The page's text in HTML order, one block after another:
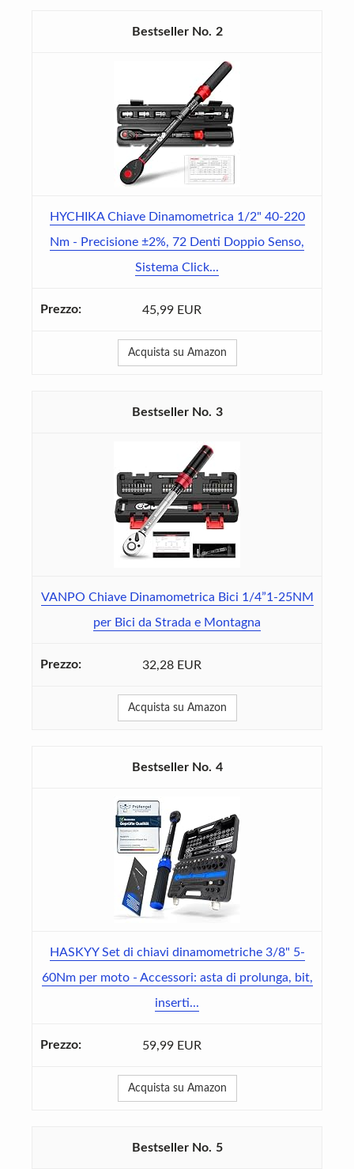
2
HYCHIKA Chiave Dinamometrica 1/2" 40-220
Nm - Precisione ±2%, 72 Denti Doppio Senso,
Sistema Click...
45,99 EUR
Acquista su Amazon
3
VANPO Chiave Dinamometrica Bici 1/4”1-25NM
per Bici da Strada e Montagna
32,28 EUR
Acquista su Amazon
4
HASKYY Set di chiavi dinamometriche 3/8" 5-
60Nm per moto - Accessori: asta di prolunga, bit,
inserti...
59,99 EUR
Acquista su Amazon
5